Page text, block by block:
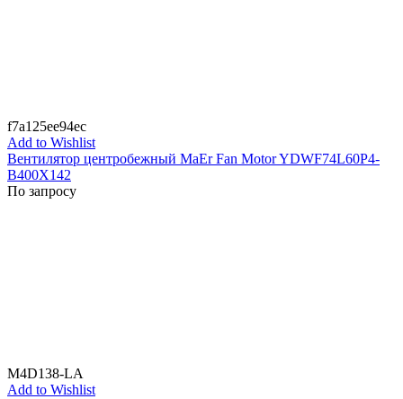
f7a125ee94ec
Add to Wishlist
Вентилятор центробежный MaEr Fan Motor YDWF74L60P4-
B400X142
По запросу
M4D138-LA
Add to Wishlist